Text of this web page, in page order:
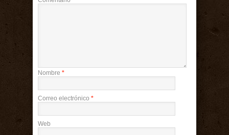
Nombre *
Correo electrónico *
Web